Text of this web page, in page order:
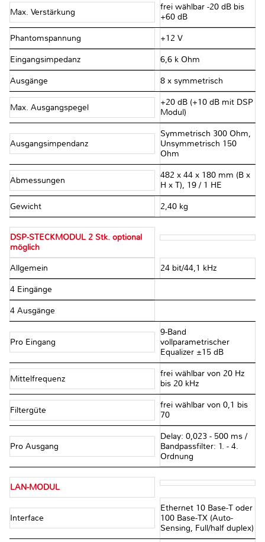
Max. Verstärkung
frei wählbar -20 dB bis
+60 dB
Phantomspannung +12 V
Eingangsimpedanz 6,6 k Ohm
Ausgänge 8 x symmetrisch
Max. Ausgangspegel
+20 dB (+10 dB mit DSP
Modul)
Ausgangsimpendanz
Symmetrisch 300 Ohm,
Unsymmetrisch 150
Ohm
Abmessungen
482 x 44 x 180 mm (B x
H x T), 19 / 1 HE
Gewicht 2,40 kg
DSP-STECKMODUL 2 Stk. optional
möglich
Allgemein 24 bit/44,1 kHz
4 Eingänge
4 Ausgänge
Pro Eingang
9-Band
vollparametrischer
Equalizer ±15 dB
Mittelfrequenz
frei wählbar von 20 Hz
bis 20 kHz
Filtergüte
frei wählbar von 0,1 bis
70
Pro Ausgang
Delay: 0,023 - 500 ms /
Bandpassfilter: 1. - 4.
Ordnung
LAN-MODUL
Interface
Ethernet 10 Base-T oder
100 Base-TX (Auto-
Sensing, Full/half duplex)